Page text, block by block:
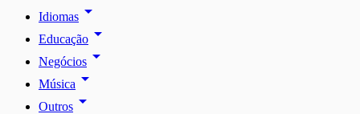
Idiomas arrow_drop_down
Educação arrow_drop_down
Negócios arrow_drop_down
Música arrow_drop_down
Outros arrow_drop_down